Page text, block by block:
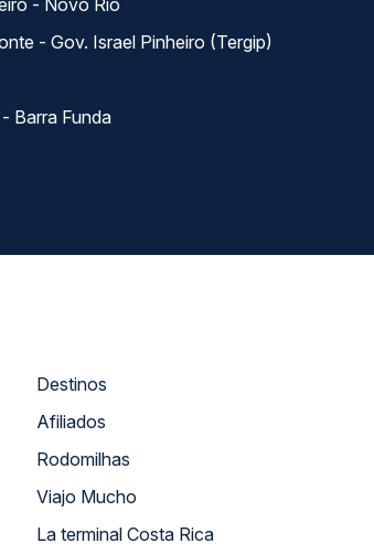
- Novo Rio
- Gov. Israel Pinheiro (Tergip)
Barra Funda
Destinos
Afiliados
Rodomilhas
Viajo Mucho
La terminal Costa Rica